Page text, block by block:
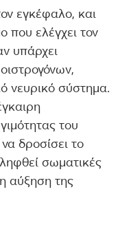
εγκέφαλο, και
που ελέγχει τον
υπάρχει
νευρικό σύστημα.
του
δροσίσει το
σωματικές
αύξηση της